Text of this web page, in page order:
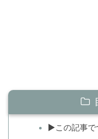
▶この記事で